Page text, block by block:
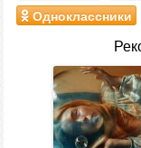
Одноклассники